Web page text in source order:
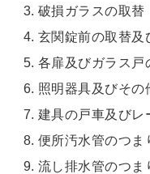
破損ガラスの取替
玄関錠前の取替及
各扉及びガラス戸
照明器具及びその
建具の戸車及びレ
便所汚水管のつま
流し排水管のつま